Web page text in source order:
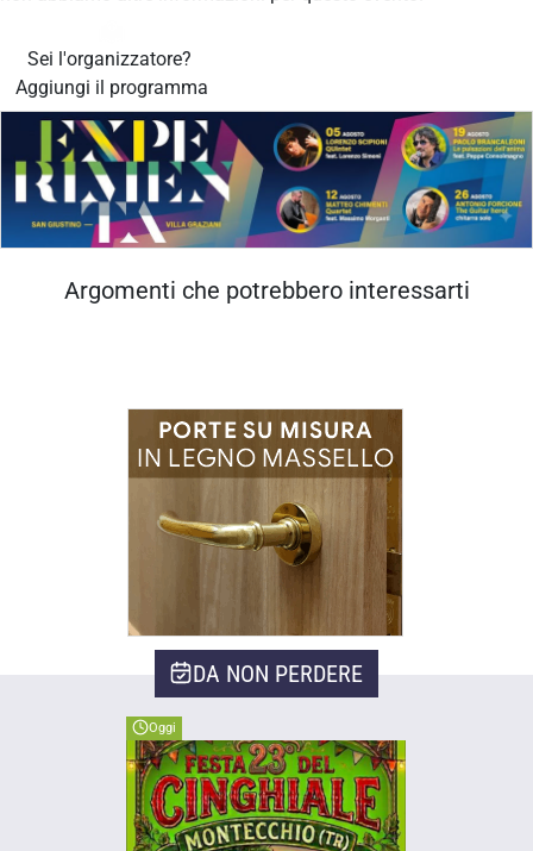
DA NON PERDERE
Oggi
Sei l'organizzatore?
Aggiungi il programma
Argomenti che potrebbero interessarti